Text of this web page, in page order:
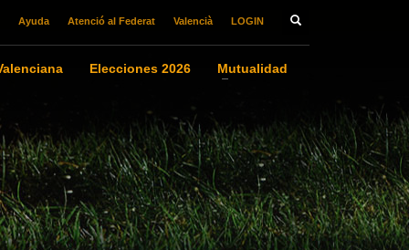
Ayuda Atenció al Federat Valencià LOGIN
Elecciones 2026 Mutualidad